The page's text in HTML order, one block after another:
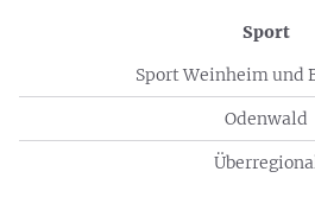
Sport
Sport Weinheim und
Odenwald